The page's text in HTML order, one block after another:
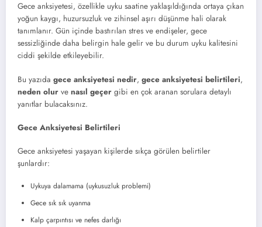
Gece anksiyetesi, özellikle uyku saatine yaklaşıldığında ortaya çıkan
yoğun kaygı, huzursuzluk ve zihinsel aşırı düşünme hali olarak
tanımlanır. Gün içinde bastırılan stres ve endişeler, gece
sessizliğinde daha belirgin hale gelir ve bu durum uyku kalitesini
ciddi şekilde etkileyebilir.
Bu yazıda gece anksiyetesi nedir, gece anksiyetesi belirtileri,
neden olur ve nasıl geçer gibi en çok aranan sorulara detaylı
yanıtlar bulacaksınız.
Gece Anksiyetesi Belirtileri
Gece anksiyetesi yaşayan kişilerde sıkça görülen belirtiler
şunlardır:
Uykuya dalamama (uykusuzluk problemi)
Gece sık sık uyanma
Kalp çarpıntısı ve nefes darlığı